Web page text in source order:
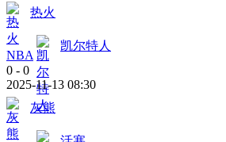
热火
NBA
凯尔特人
0 - 0
2025-11-13 08:30
灰熊